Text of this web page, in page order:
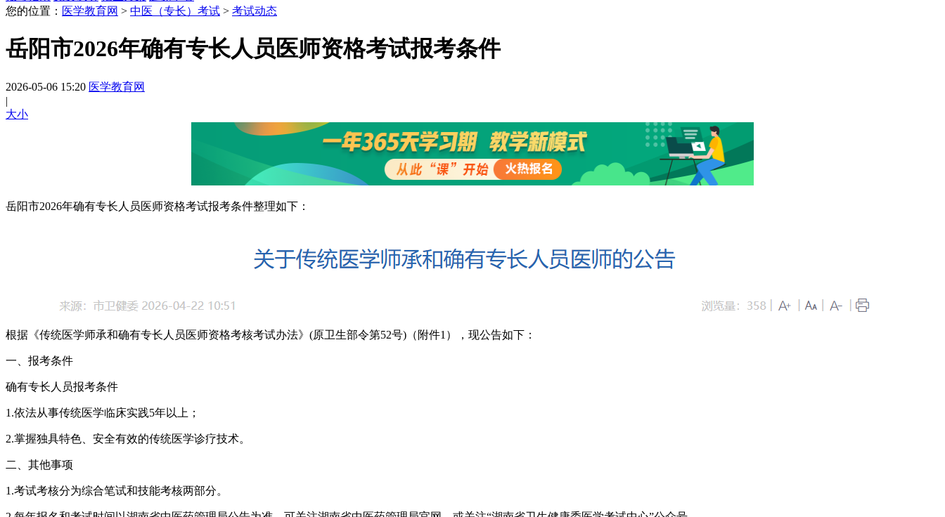
您的位置： 医学教育网 > 中医（专长）考试 > 考试动态
岳阳市2026年确有专长人员医师资格考试报考条件
2026-05-06 15:20 医学教育网
|
大小
岳阳市2026年确有专长人员医师资格考试报考条件整理如下：
根据《传统医学师承和确有专长人员医师资格考核考试办法》(原卫生部令第52号)（附件1），现公告如下：
一、报考条件
确有专长人员报考条件
1.依法从事传统医学临床实践5年以上；
2.掌握独具特色、安全有效的传统医学诊疗技术。
二、 其他事项
1.考试考核分为综合笔试和技能考核两部分。